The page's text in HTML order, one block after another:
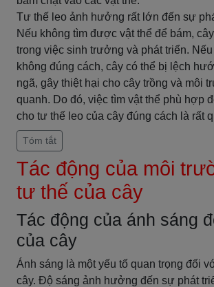
Tư thế leo ảnh hưởng rất lớn đến sự
Nếu không tìm được vật thể để bám,
trong việc sinh trưởng và phát triển.
không đúng cách, cây có thể bị lệch
ngã, gây thiệt hại cho cây trồng và môi
quanh. Do đó, việc tìm vật thể phù hợp
cho tư thế leo của cây đúng cách là rất
Tóm tắt
Tác động của môi
tư thế của cây
Tác động của ánh sáng
của cây
Ánh sáng là một yếu tố quan trọng đối
cây. Độ sáng ảnh hưởng đến sự phát